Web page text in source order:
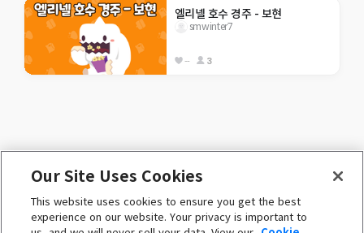
엘리넬 호수 경주 - 보현
smwinter7
-- 3
ⓒ Nexon Korea Corp. & Toben Studio Inc.
Our Site Uses Cookies
This website uses cookies to ensure you get the best
experience on our website. Your privacy is important to